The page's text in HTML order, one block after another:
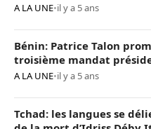
A LA UNE•il y a 5 ans
Bénin: Patrice Talon
troisième mandat
A LA UNE•il y a 5 ans
Tchad: les langues se